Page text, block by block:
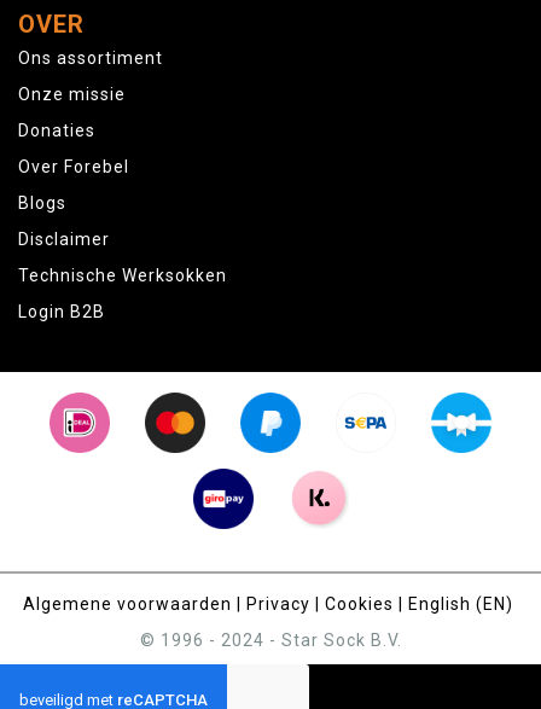
OVER
Ons assortiment
Onze missie
Donaties
Over Forebel
Blogs
Disclaimer
Technische Werksokken
Login B2B
Algemene voorwaarden Privacy Cookies
English (EN)
© 1996 - 2024 - Star Sock B.V.